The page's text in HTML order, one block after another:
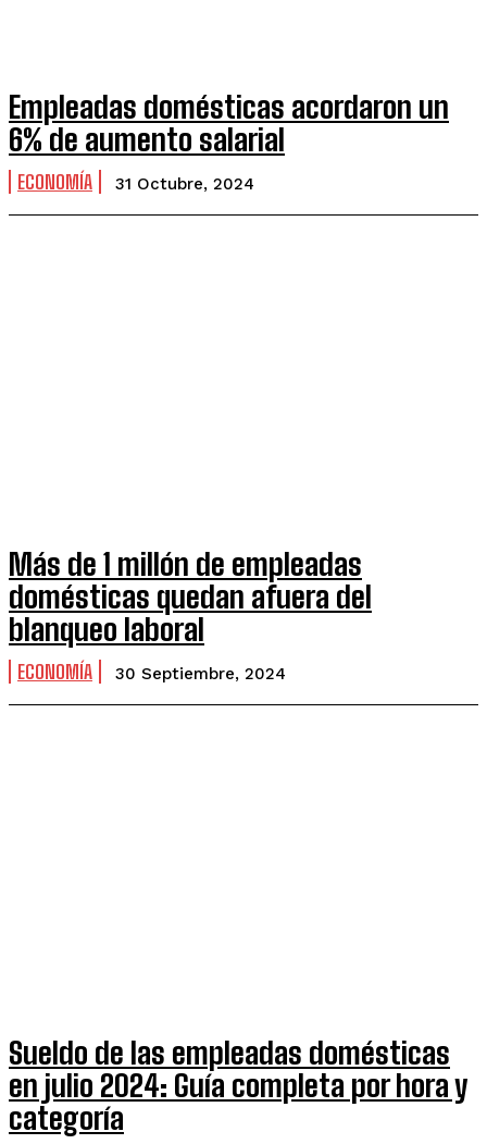
Empleadas domésticas acordaron un
6% de aumento salarial
ECONOMÍA 31 Octubre, 2024
Más de 1 millón de empleadas
domésticas quedan afuera del
blanqueo laboral
ECONOMÍA 30 Septiembre, 2024
Sueldo de las empleadas domésticas
en julio 2024: Guía completa por hora y
categoría